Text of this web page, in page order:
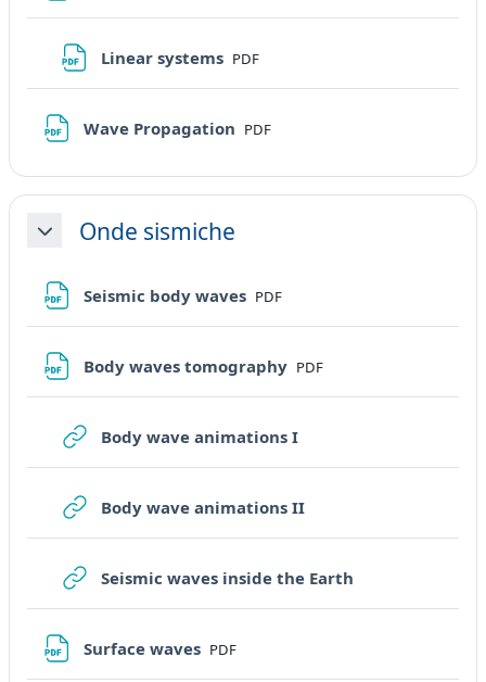
Linear systems File
PDF
Wave Propagation File
PDF
MinimizzaOnde sismiche
Seismic body waves File
PDF
Body waves tomography File
PDF
Body wave animations IURL
Body wave animations IIURL
Seismic waves inside the Earth
Surface waves File
PDF